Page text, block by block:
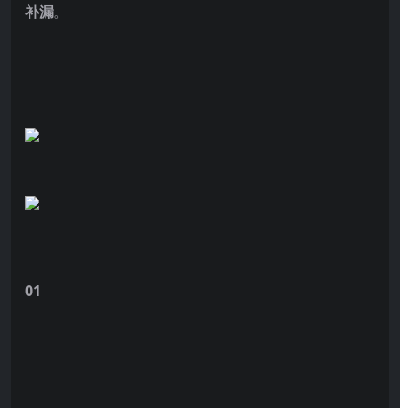
补漏。
01